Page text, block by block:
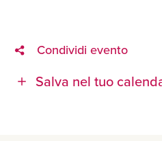
Condividi evento
Salva nel tuo